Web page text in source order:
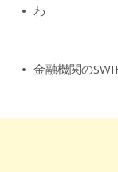
わ
金融機関の